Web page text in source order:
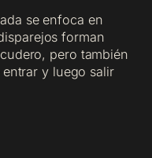
se enfoca en
forman
pero también
y luego salir